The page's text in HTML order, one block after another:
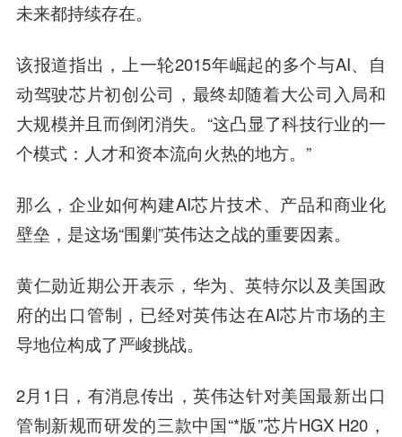
未来都持续存在。
该报道指出，上一轮2015年崛起的多个与AI、自
动驾驶芯片初创公司，最终却随着大公司入局和
大规模并且而倒闭消失。“这凸显了科技行业的一
个模式：人才和资本流向火热的地方。”
那么，企业如何构建AI芯片技术、产品和商业化
壁垒，是这场“围剿”英伟达之战的重要因素。
黄仁勋近期公开表示，华为、英特尔以及美国政
府的出口管制，已经对英伟达在AI芯片市场的主
导地位构成了严峻挑战。
2月1日，有消息传出，英伟达针对美国最新出口
管制新规而研发的三款中国“*版”芯片HGX H20，